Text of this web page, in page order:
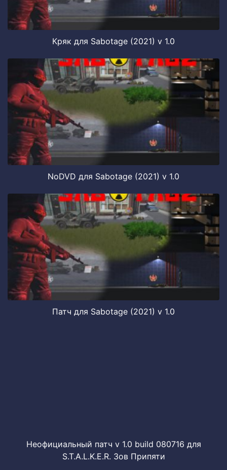
Кряк для Sabotage (2021) v 1.0
NoDVD для Sabotage (2021) v 1.0
Патч для Sabotage (2021) v 1.0
Неофициальный патч v 1.0 build 080716 для
S.T.A.L.K.E.R. Зов Припяти